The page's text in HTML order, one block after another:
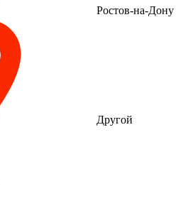
Ростов-на-Дону
Другой